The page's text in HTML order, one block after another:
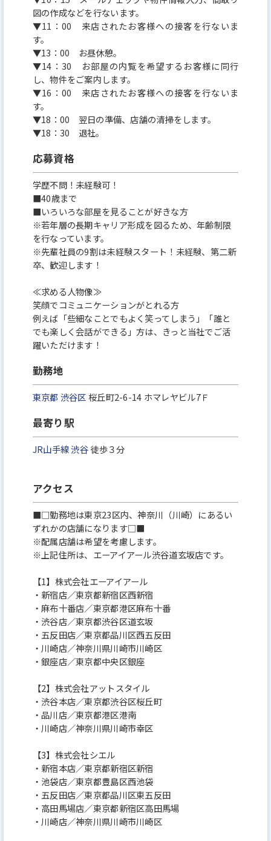
図の作成などを行ないます。
▼11：00 来店されたお客様への接客を行ないま
す。
▼13：00 お昼休憩。
▼14：30 お部屋の内覧を希望するお客様に同行
し、物件をご案内します。
▼16：00 来店されたお客様への接客を行ないま
す。
▼18：00 翌日の準備、店舗の清掃をします。
▼18：30 退社。
応募資格
学歴不問！未経験可！
■40歳まで
■いろいろな部屋を見ることが好きな方
※若年層の長期キャリア形成を図るため、年齢制限
を行なっています。
※先輩社員の9割は未経験スタート！未経験、第二新
卒、歓迎します！
≪求める人物像≫
笑顔でコミュニケーションがとれる方
例えば「些細なことでもよく笑ってしまう」「誰と
でも楽しく会話ができる」方は、きっと当社でご活
躍いただけます！
勤務地
東京都 渋谷区桜丘町2-6-14 ホマレヤビル7Ｆ
最寄り駅
JR山手線渋谷徒歩３分
アクセス
■□勤務地は東京23区内、神奈川（川崎）にあるい
ずれかの店舗になります□■
※配属店舗は希望を考慮します。
※上記住所は、エーアイアール渋谷道玄坂店です。
【1】株式会社エーアイアール
・新宿店／東京都新宿区西新宿
・麻布十番店／東京都港区麻布十番
・渋谷店／東京都渋谷区道玄坂
・五反田店／東京都品川区西五反田
・川崎店／神奈川県川崎市川崎区
・銀座店／東京都中央区銀座
【2】株式会社アットスタイル
・渋谷本店／東京都渋谷区桜丘町
・品川店／東京都港区港南
・川崎店／神奈川県川崎市幸区
【3】株式会社シエル
・新宿本店／東京都新宿区新宿
・池袋店／東京都豊島区西池袋
・五反田店／東京都品川区東五反田
・高田馬場店／東京都新宿区高田馬場
・川崎店／神奈川県川崎市川崎区